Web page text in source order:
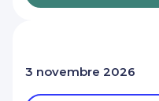
3 novembre 2026